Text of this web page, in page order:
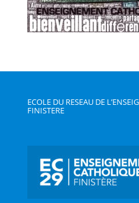
ECOLE DU RESEAU DE
FINISTERE